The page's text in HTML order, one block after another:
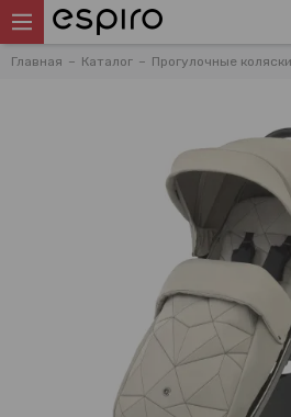
Главная Каталог Прогулочные коляски